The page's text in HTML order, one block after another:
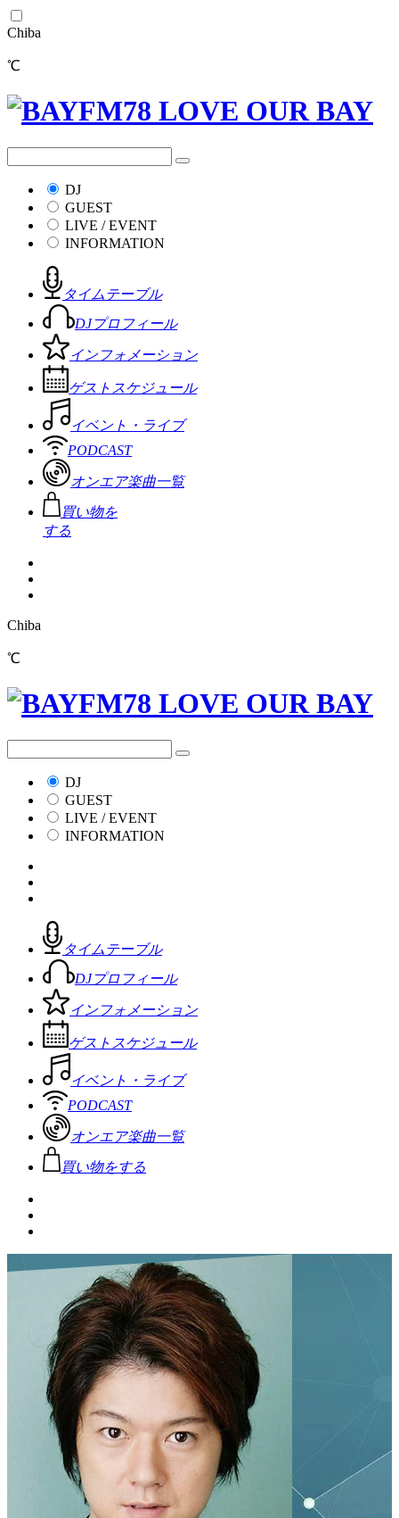
Chiba
℃
DJ
GUEST
LIVE / EVENT
INFORMATION
タイムテーブル
DJプロフィール
インフォメーション
ゲストスケジュール
イベント・ライブ
PODCAST
オンエア楽曲一覧
買い物を
する
Chiba
℃
DJ
GUEST
LIVE / EVENT
INFORMATION
タイムテーブル
DJプロフィール
インフォメーション
ゲストスケジュール
イベント・ライブ
PODCAST
オンエア楽曲一覧
買い物をする